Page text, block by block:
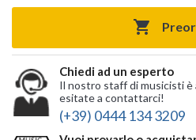

Chiedi ad un esperto
Il nostro staff di musicisti è
esitate a contattarci!
(+39) 0444 134 3209